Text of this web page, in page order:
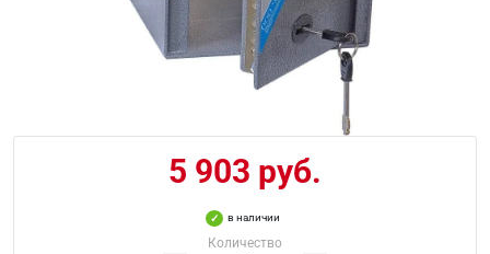
5 903 руб.
в наличии
Количество